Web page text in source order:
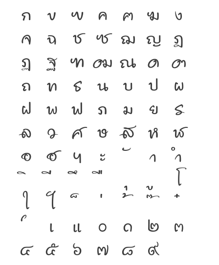
ก ข ฃ ค ฅ ฆ ง
จ ฉ ช ซ ฌ ญ ฎ
ฏ ฐ ฑ ฒ ณ ด ต
ถ ท ธ น บ ป ผ
ฝ พ ฟ ภ ม ย ร
ล ว ศ ษ ส ห ฬ
อ ฮ ฯ ะ า ำ
โ
ใ ไ
เ แ ๐ ๑ ๒ ๓
๔ ๕ ๖ ๗ ๘ ๙